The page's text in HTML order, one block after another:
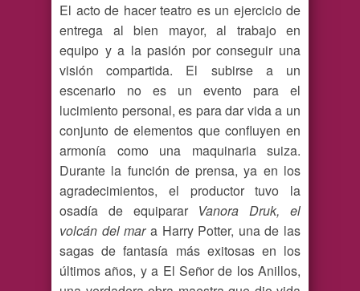
El acto de hacer teatro es un ejercicio de
entrega al bien mayor, al trabajo en
equipo y a la pasión por conseguir una
visión compartida. El subirse a un
escenario no es un evento para el
lucimiento personal, es para dar vida a un
conjunto de elementos que confluyen en
armonía como una maquinaria suiza.
Durante la función de prensa, ya en los
agradecimientos, el productor tuvo la
osadía de equiparar Vanora Druk, el
volcán del mara Harry Potter, una de las
sagas de fantasía más exitosas en los
últimos años, y a El Señor de los Anillos,